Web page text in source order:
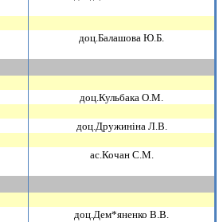
доц.Балашова Ю.Б.
доц.Кульбака О.М.
доц.Дружинiна Л.В.
ас.Кочан С.М.
доц.Дем*яненко В.В.